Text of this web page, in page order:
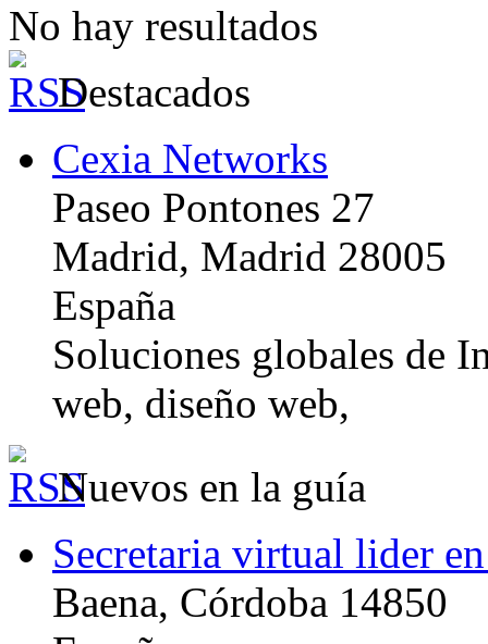
No hay resultados
Destacados
Cexia Networks
Paseo Pontones 27
Madrid, Madrid 28005
España
Soluciones globales de
web, diseño web,
Nuevos en la guía
Secretaria virtual lider
Baena, Córdoba 14850